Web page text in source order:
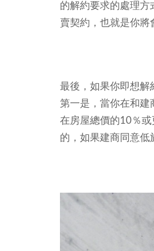
的解約要求的處理
賣契約，也就是你
最後，如果你即想解
第一是，當你在和建
在房屋總價的10％
的，如果建商同意低